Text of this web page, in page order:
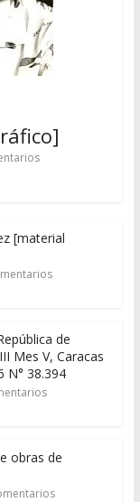
[material
de
Mes V, Caracas
N° 38.394
obras de